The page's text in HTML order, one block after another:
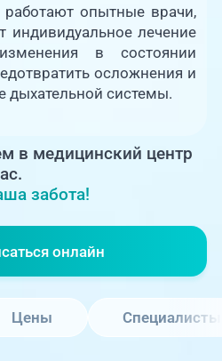
00-03
03-03
помощи
для
работают опытные врачи,
индивидуальное лечение
в состоянии
осложнения и
дыхательной системы.
в медицинский центр
забота!
онлайн
Цены Специалисты